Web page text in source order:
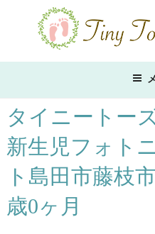
ン
キ
ッ
タイニートー
新生児フォト
ト島田市藤枝
歳0ヶ月